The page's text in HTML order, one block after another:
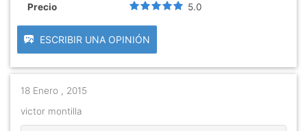
Precio
5.0
ESCRIBIR UNA OPINIÓN
18 Enero , 2015
victor montilla